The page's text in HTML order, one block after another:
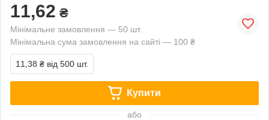
11,62 ₴
Мінімальне замовлення — 50 шт.
Мінімальна сума замовлення на сайті — 100 ₴
11,38 ₴ від 500 шт.
Купити
або